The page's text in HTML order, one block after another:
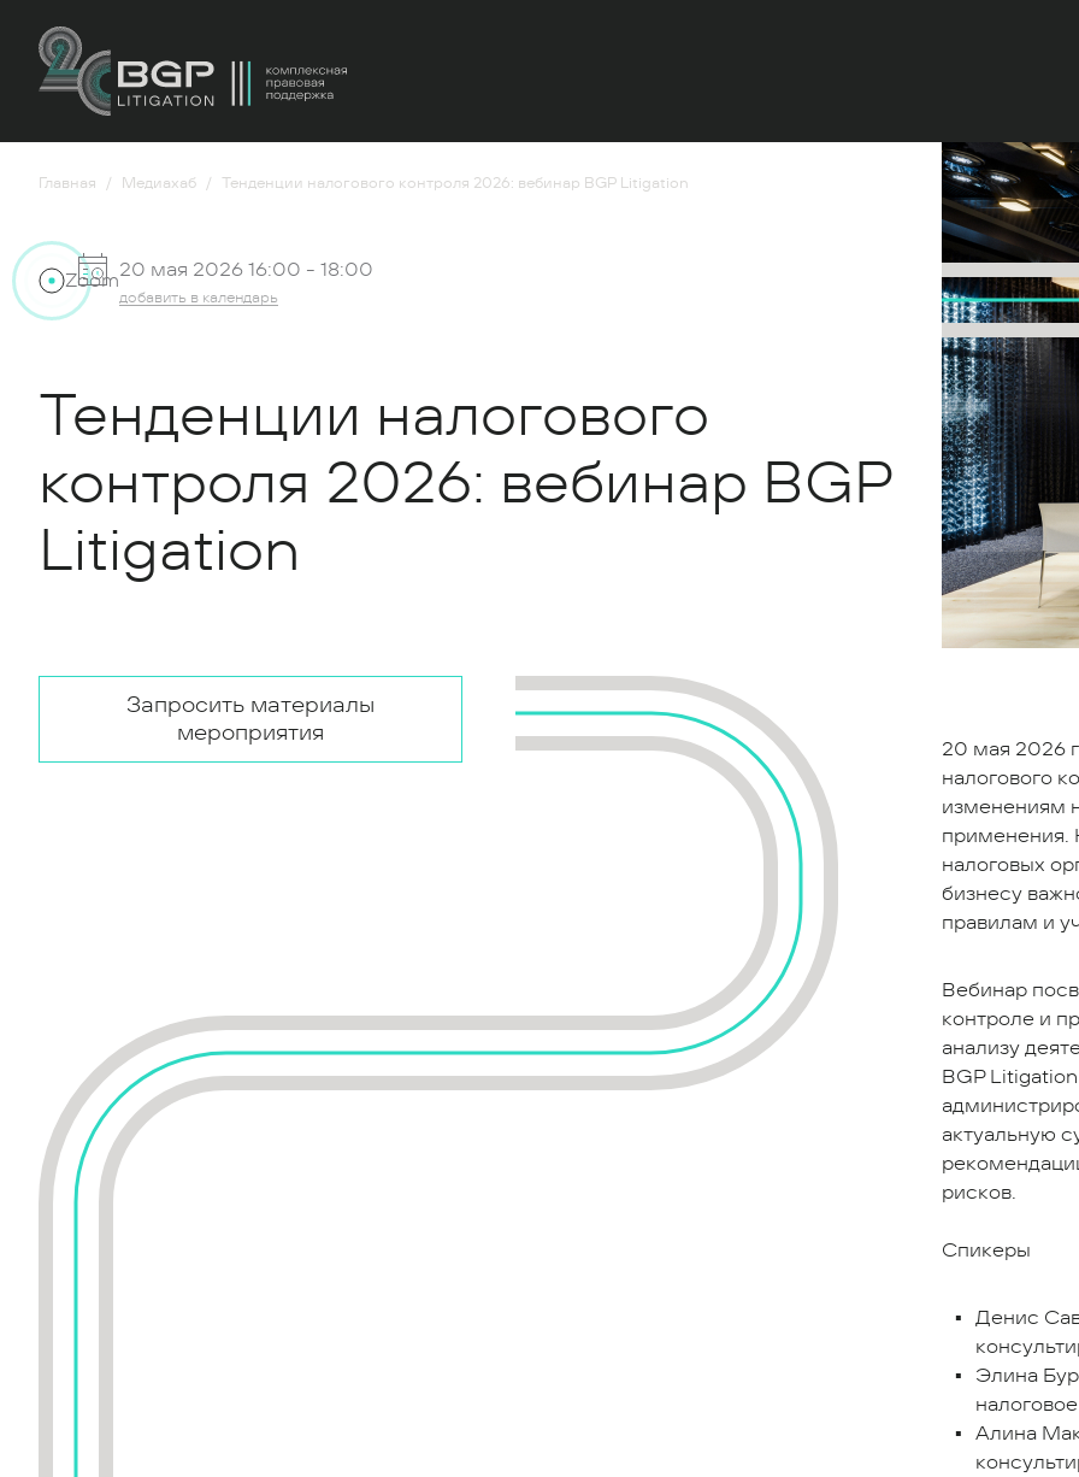
Главная Медиахаб Тенденции налогового контроля 2026: вебинар BGP Litigation
Zoom20 мая 2026 16:00 - 18:00
добавить в календарь
Тенденции налогового
контроля 2026: вебинар BGP
Litigation
Запросить материалы
мероприятия
20 мая 2026
налогового
изменениям
применения.
налоговых
бизнесу
правилам и
Вебинар
контроле и
анализу
BGP
актуальную
рисков.
Спикеры
Денис
Элина
Алина